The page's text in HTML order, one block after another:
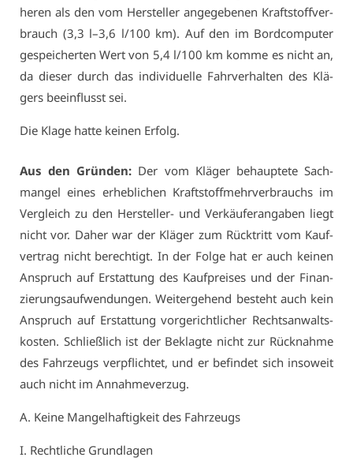
he­ren als den vom Her­stel­ler an­ge­ge­be­nen Kraft­stoff­ver­
brauch (3,3 l–3,6 l/100 km). Auf den im Bord­com­pu­ter
ge­spei­cher­ten Wert von 5,4 l/100 km kom­me es nicht an,
da die­ser durch das in­di­vi­du­el­le Fahr­ver­hal­ten des Klä­
gers be­ein­flusst sei.
Die Kla­ge hat­te kei­nen Er­folg.
Aus den Grün­den: Der vom Klä­ger be­haup­te­te Sach­
man­gel ei­nes er­heb­li­chen Kraft­stoff­mehr­ver­brauchs im
Ver­gleich zu den Her­stel­ler- und Ver­käu­feran­ga­ben liegt
nicht vor. Da­her war der Klä­ger zum Rück­tritt vom Kauf­
ver­trag nicht be­rech­tigt. In der Fol­ge hat er auch kei­nen
An­spruch auf Er­stat­tung des Kauf­prei­ses und der Fi­nan­
zie­rungs­auf­wen­dun­gen. Wei­ter­ge­hend be­steht auch kein
An­spruch auf Er­stat­tung vor­ge­richt­li­cher Rechts­an­walts­
kos­ten. Schließ­lich ist der Be­klag­te nicht zur Rück­nah­me
des Fahr­zeugs ver­pflich­tet, und er be­fin­det sich in­so­weit
auch nicht im An­nah­me­ver­zug.
A. Kei­ne Man­gel­haf­tig­keit des Fahr­zeugs
I. Recht­li­che Grund­la­gen